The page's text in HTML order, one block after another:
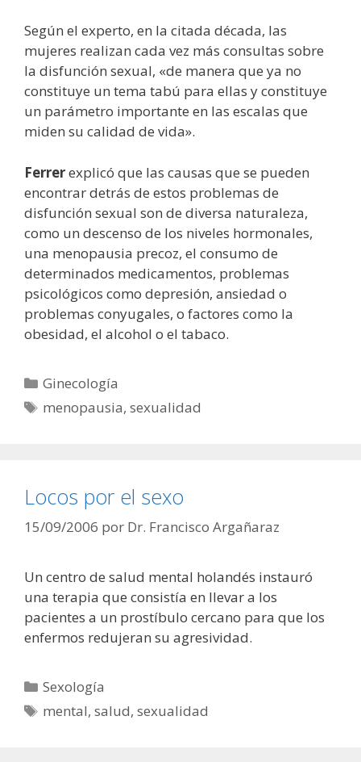
Según el experto, en la citada década, las
mujeres realizan cada vez más consultas sobre
la disfunción sexual, «de manera que ya no
constituye un tema tabú para ellas y constituye
un parámetro importante en las escalas que
miden su calidad de vida».
Ferrerexplicó que las causas que se pueden
encontrar detrás de estos problemas de
disfunción sexual son de diversa naturaleza,
como un descenso de los niveles hormonales,
una menopausia precoz, el consumo de
determinados medicamentos, problemas
psicológicos como depresión, ansiedad o
problemas conyugales, o factores como la
obesidad, el alcohol o el tabaco.
Categorías
Ginecología
Etiquetas
menopausia,sexualidad
Locos por el sexo
15/09/2006 por Dr. Francisco Argañaraz
Un centro de salud mental holandés instauró
una terapia que consistía en llevar a los
pacientes a un prostíbulo cercano para que los
enfermos redujeran su agresividad.
Categorías
Sexología
Etiquetas
mental,salud,sexualidad